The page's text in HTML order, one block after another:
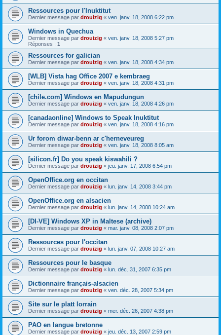
Ressources pour l'Inuktitut
Dernier message par drouizig « ven. janv. 18, 2008 6:22 pm
Windows in Quechua
Dernier message par drouizig « ven. janv. 18, 2008 5:27 pm
Réponses : 1
Ressources for galician
Dernier message par drouizig « ven. janv. 18, 2008 4:34 pm
[WLB] Vista hag Office 2007 e kembraeg
Dernier message par drouizig « ven. janv. 18, 2008 4:31 pm
[chile.com] Windows en Mapudungun
Dernier message par drouizig « ven. janv. 18, 2008 4:26 pm
[canadaonline] Windows to Speak Inuktitut
Dernier message par drouizig « ven. janv. 18, 2008 4:16 pm
Ur forom diwar-benn ar c'herneveureg
Dernier message par drouizig « ven. janv. 18, 2008 8:05 am
[silicon.fr] Do you speak kiswahili ?
Dernier message par drouizig « jeu. janv. 17, 2008 6:54 pm
OpenOffice.org en occitan
Dernier message par drouizig « lun. janv. 14, 2008 3:44 pm
OpenOffice.org en alsacien
Dernier message par drouizig « lun. janv. 14, 2008 10:24 am
[DI-VE] Windows XP in Maltese (archive)
Dernier message par drouizig « mar. janv. 08, 2008 2:07 pm
Ressources pour l'occitan
Dernier message par drouizig « lun. janv. 07, 2008 10:27 am
Ressources pour le basque
Dernier message par drouizig « lun. déc. 31, 2007 6:35 pm
Dictionnaire français-alsacien
Dernier message par drouizig « ven. déc. 28, 2007 5:34 pm
Site sur le platt lorrain
Dernier message par drouizig « mer. déc. 26, 2007 4:38 pm
PAO en langue bretonne
Dernier message par drouizig « jeu. déc. 13, 2007 2:59 pm